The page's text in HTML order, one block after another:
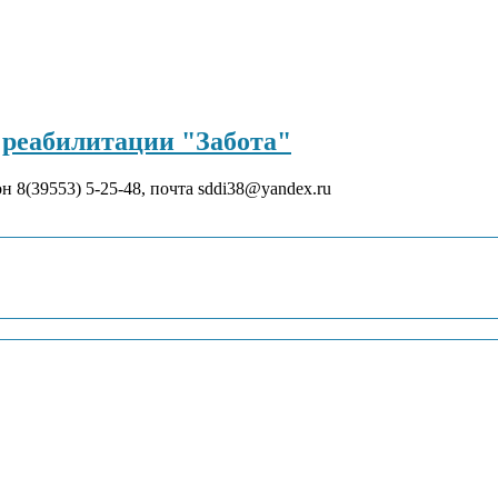
"Забота"
8(39553) 5-25-48, почта sddi38@yandex.ru